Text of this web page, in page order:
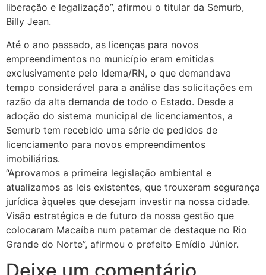
liberação e legalização”, afirmou o titular da Semurb,
Billy Jean.
Até o ano passado, as licenças para novos
empreendimentos no município eram emitidas
exclusivamente pelo Idema/RN, o que demandava
tempo considerável para a análise das solicitações em
razão da alta demanda de todo o Estado. Desde a
adoção do sistema municipal de licenciamentos, a
Semurb tem recebido uma série de pedidos de
licenciamento para novos empreendimentos
imobiliários.
“Aprovamos a primeira legislação ambiental e
atualizamos as leis existentes, que trouxeram segurança
jurídica àqueles que desejam investir na nossa cidade.
Visão estratégica e de futuro da nossa gestão que
colocaram Macaíba num patamar de destaque no Rio
Grande do Norte”, afirmou o prefeito Emídio Júnior.